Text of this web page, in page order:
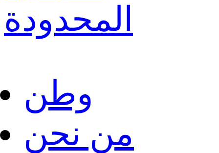
المحدودة
وطن
من نحن